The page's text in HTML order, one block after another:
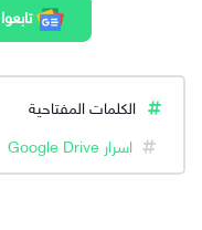
تابعوا اكسفار عبر google News
الكلمات المفتاحية
اسرار Google Drive